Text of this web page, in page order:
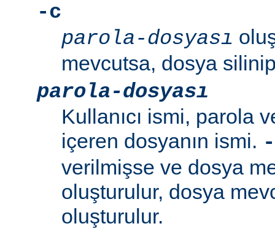
-c
parola-dosyası
mevcutsa, dosya
parola-dosyası
Kullanıcı ismi, parola
içeren dosyanın ismi.
verilmişse ve dosya
oluşturulur, dosya
oluşturulur.